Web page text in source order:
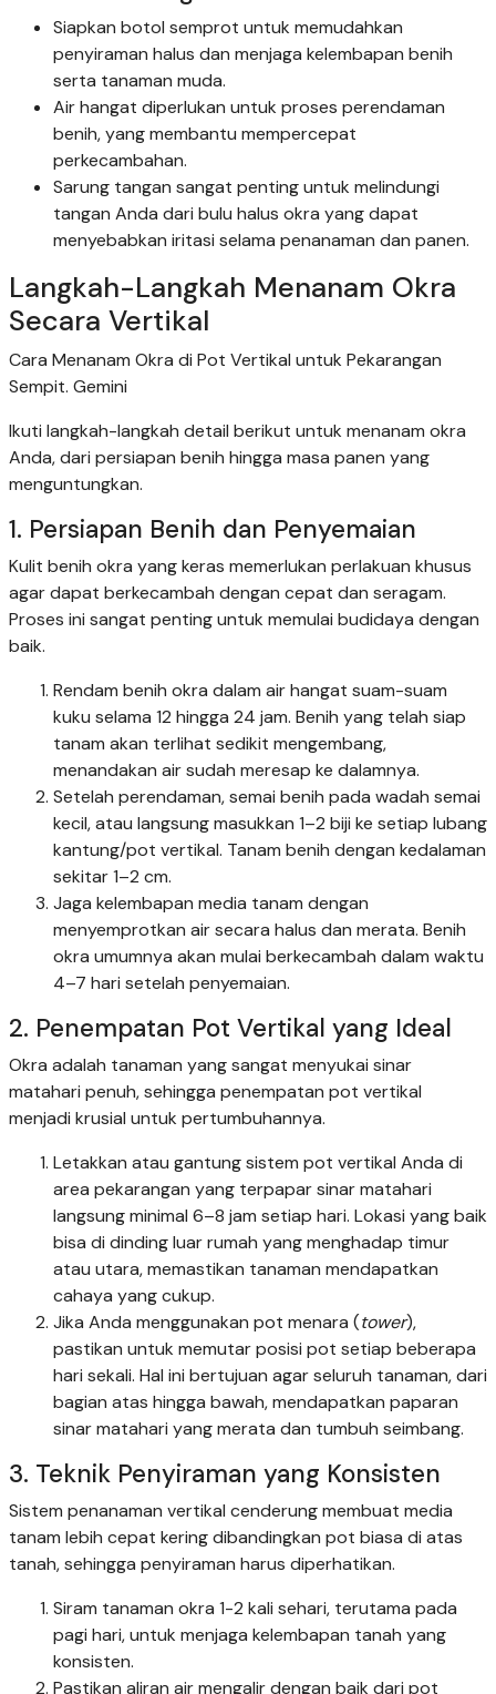
Siapkan botol semprot untuk memudahkan
penyiraman halus dan menjaga kelembapan benih
serta tanaman muda.
Air hangat diperlukan untuk proses perendaman
benih, yang membantu mempercepat
perkecambahan.
Sarung tangan sangat penting untuk melindungi
tangan Anda dari bulu halus okra yang dapat
menyebabkan iritasi selama penanaman dan panen.
Langkah-Langkah Menanam Okra
Secara Vertikal
Cara Menanam Okra di Pot Vertikal untuk Pekarangan
Sempit. Gemini
Ikuti langkah-langkah detail berikut untuk menanam okra
Anda, dari persiapan benih hingga masa panen yang
menguntungkan.
1. Persiapan Benih dan Penyemaian
Kulit benih okra yang keras memerlukan perlakuan khusus
agar dapat berkecambah dengan cepat dan seragam.
Proses ini sangat penting untuk memulai budidaya dengan
baik.
Rendam benih okra dalam air hangat suam-suam
kuku selama 12 hingga 24 jam. Benih yang telah siap
tanam akan terlihat sedikit mengembang,
menandakan air sudah meresap ke dalamnya.
Setelah perendaman, semai benih pada wadah semai
kecil, atau langsung masukkan 1–2 biji ke setiap lubang
kantung/pot vertikal. Tanam benih dengan kedalaman
sekitar 1–2 cm.
Jaga kelembapan media tanam dengan
menyemprotkan air secara halus dan merata. Benih
okra umumnya akan mulai berkecambah dalam waktu
4–7 hari setelah penyemaian.
2. Penempatan Pot Vertikal yang Ideal
Okra adalah tanaman yang sangat menyukai sinar
matahari penuh, sehingga penempatan pot vertikal
menjadi krusial untuk pertumbuhannya.
Letakkan atau gantung sistem pot vertikal Anda di
area pekarangan yang terpapar sinar matahari
langsung minimal 6–8 jam setiap hari. Lokasi yang baik
bisa di dinding luar rumah yang menghadap timur
atau utara, memastikan tanaman mendapatkan
cahaya yang cukup.
Jika Anda menggunakan pot menara (tower),
pastikan untuk memutar posisi pot setiap beberapa
hari sekali. Hal ini bertujuan agar seluruh tanaman, dari
bagian atas hingga bawah, mendapatkan paparan
sinar matahari yang merata dan tumbuh seimbang.
3. Teknik Penyiraman yang Konsisten
Sistem penanaman vertikal cenderung membuat media
tanam lebih cepat kering dibandingkan pot biasa di atas
tanah, sehingga penyiraman harus diperhatikan.
Siram tanaman okra 1-2 kali sehari, terutama pada
pagi hari, untuk menjaga kelembapan tanah yang
konsisten.
Pastikan aliran air mengalir dengan baik dari pot